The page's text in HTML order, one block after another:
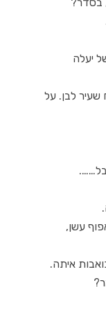
יעלה
שעיר לבן. על
עשן,
איתה.